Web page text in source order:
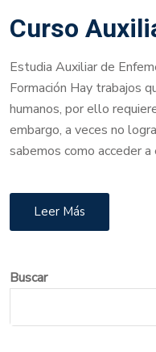
Curso
Estudia Auxiliar de
Formación Hay trabajos
humanos, por ello
embargo, a veces no
sabemos como acceder
Leer Más
Buscar